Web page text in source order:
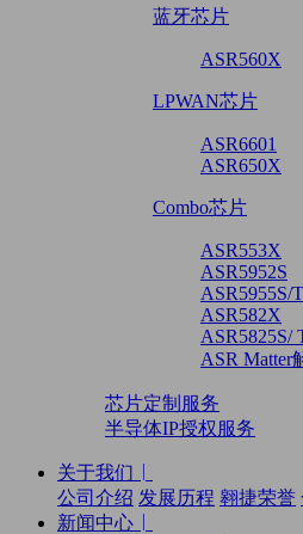
蓝牙芯片
ASR560X
LPWAN芯片
ASR6601
ASR650X
Combo芯片
ASR553X
ASR5952S
ASR5955S/T
ASR582X
ASR5825S/
ASR Matter
芯片定制服务
半导体IP授权服务
关于我们
公司介绍 发展历程 翱捷荣誉
新闻中心